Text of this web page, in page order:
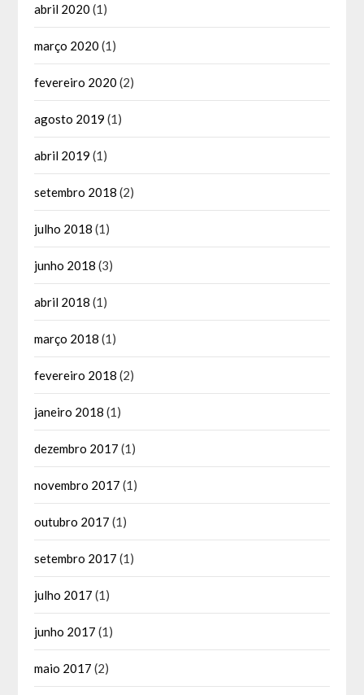
abril 2020 (1)
março 2020 (1)
fevereiro 2020 (2)
agosto 2019 (1)
abril 2019 (1)
setembro 2018 (2)
julho 2018 (1)
junho 2018 (3)
abril 2018 (1)
março 2018 (1)
fevereiro 2018 (2)
janeiro 2018 (1)
dezembro 2017 (1)
novembro 2017 (1)
outubro 2017 (1)
setembro 2017 (1)
julho 2017 (1)
junho 2017 (1)
maio 2017 (2)